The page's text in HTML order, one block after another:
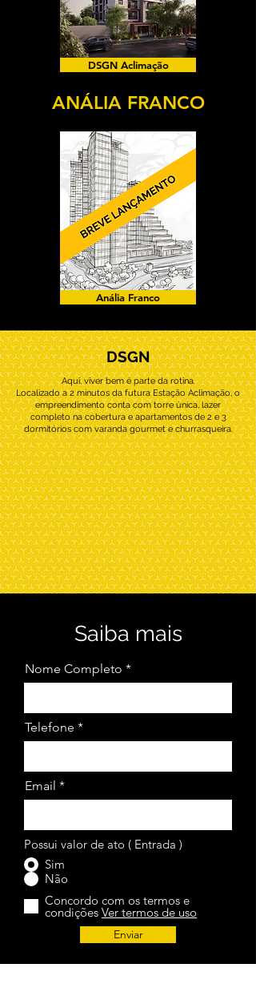
DSGN Aclimação
ANÁLIA FRANCO
Anália Franco
DSGN
Aqui, viver bem é parte da rotina.
Localizado a 2 minutos da futura Estação Aclimação, o
empreendimento conta com torre única, lazer
completo na cobertura e apartamentos de 2 e 3
dormitórios com varanda gourmet e churrasqueira.
Saiba mais
Nome Completo
Telefone
Email
Possui valor de ato ( Entrada )
Sim
Não
Concordo com os termos e
condições Ver termos de uso
Enviar